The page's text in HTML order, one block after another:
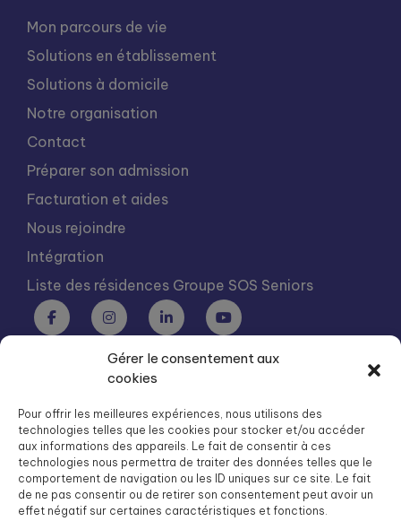
Gérer le consentement aux
cookies
Pour offrir les meilleures expériences, nous utilisons des
technologies telles que les cookies pour stocker et/ou accéder
aux informations des appareils. Le fait de consentir à ces
technologies nous permettra de traiter des données telles que le
comportement de navigation ou les ID uniques sur ce site. Le fait
de ne pas consentir ou de retirer son consentement peut avoir un
effet négatif sur certaines caractéristiques et fonctions.
Mon parcours de vie
Solutions en établissement
Solutions à domicile
Notre organisation
Contact
Préparer son admission
Facturation et aides
Nous rejoindre
Intégration
Liste des résidences Groupe SOS Seniors
Groupe SOS Seniors est une association du Groupe SOS
dg.seniors@groupe-sos.org
ARPAVIE est une association du Groupe SOS